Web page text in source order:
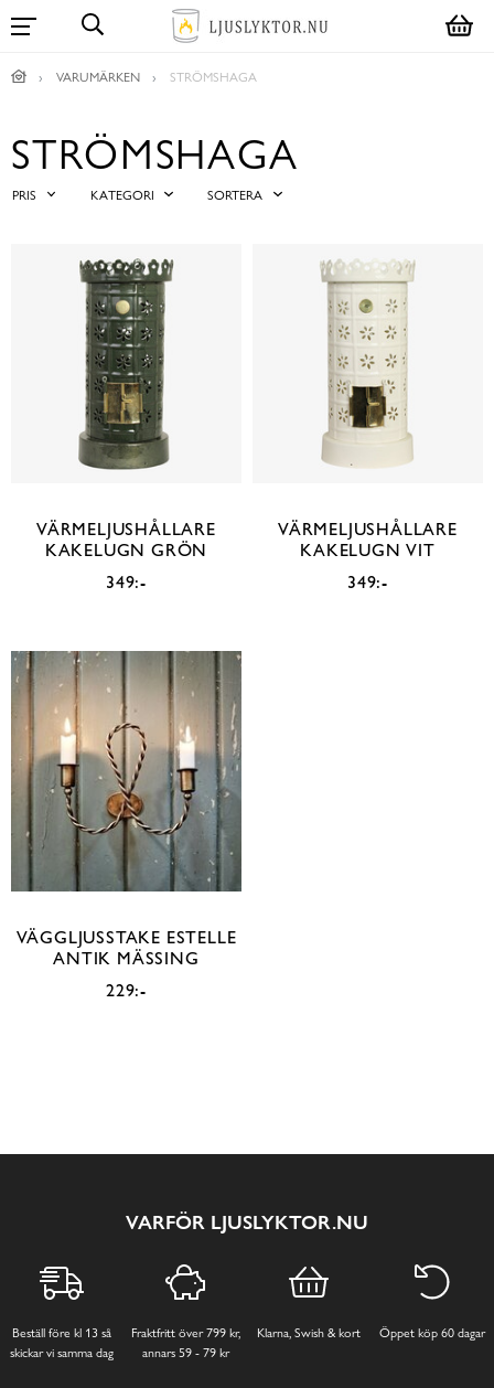
VARUMÄRKEN STRÖMSHAGA
STRÖMSHAGA
PRIS KATEGORI SORTERA
VÄRMELJUSHÅLLARE
KAKELUGN GRÖN
349:-
VÄRMELJUSHÅLLARE
KAKELUGN VIT
349:-
VÄGGLJUSSTAKE ESTELLE
ANTIK MÄSSING
229:-
VARFÖR LJUSLYKTOR.NU
Beställ före kl 13 så
skickar vi samma dag
Fraktfritt över 799 kr,
annars 59 - 79 kr
Klarna, Swish & kort Öppet köp 60 dagar